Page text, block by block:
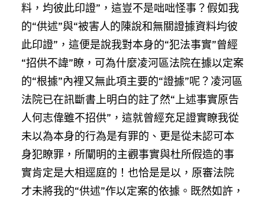
料，均彼此印證”，這豈不是咄咄怪事？假如我
的“供述”與“被害人的陳說和無關證據資料均彼
此印證”，這便是說我對本身的“犯法事實”曾經
“招供不諱”瞭，可為什麼凌河區法院在據以定案
的“根據”內裡又無此項主要的“證據”呢？凌河區
法院已在訊斷書上明白的註了然“上述事實原告
人何志偉雖不招供”，這就曾經充足證實瞭我從
未以為本身的行為是有罪的、更是從未認可本
身犯瞭罪，所闡明的主觀事實與杜所假造的事
實肯定是大相逕庭的！也恰是是以，原審法院
才未將我的“供述”作以定案的依據。既然如許，